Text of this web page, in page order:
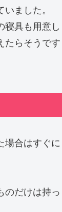
ました。
寝具も用意し
たらそうです
場合はすぐに
のだけは持っ